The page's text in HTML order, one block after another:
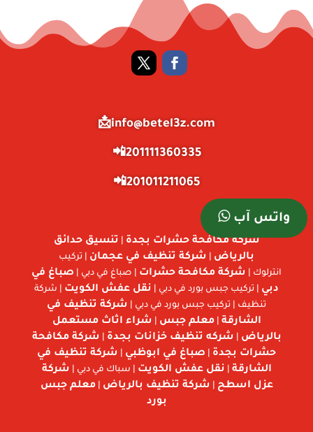
info@betel3z.com📩
201111360335📲
201011211065📲
واتس آب
شركة مكافحة حشرات بجدة
تنسيق حدائق
بالرياض
شركة تنظيف في عجمان | تركيب
انترلوك |
شركة مكافحة حشرات | صباغ في دبي | صباغ في
دبي | تركيب جبس بورد في دبي | نقل عفش الكويت | شركة
تنظيف | تركيب جبس بورد في دبي |
شركة تنظيف في
الشارقة |معلم جبس
شراء اثاث مستعمل
بالرياض
شركه تنظيف خزانات بجدة
شركة مكافحة
حشرات بجدة
صباغ في ابوظبي
شركة تنظيف في
الشارقة
نقل عفش الكويت | سباك في دبي |
شركة
عزل اسطح
شركة تنظيف بالرياض |معلم جبس
بورد